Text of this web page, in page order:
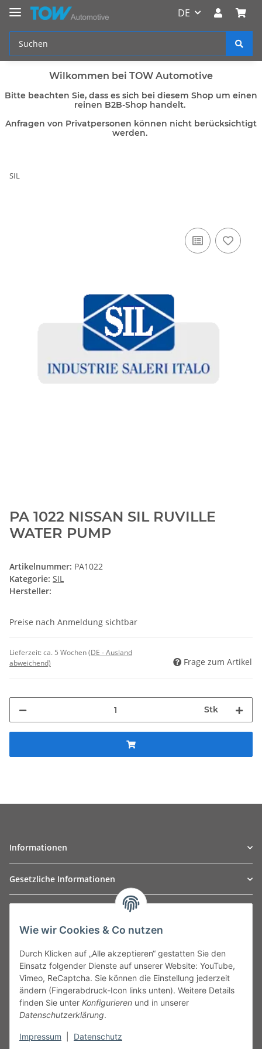
DE
Wilkommen bei TOW Automotive
Bitte beachten Sie, dass es sich bei diesem Shop um einen
reinen B2B-Shop handelt.
Anfragen von Privatpersonen können nicht berücksichtigt
werden.
SIL
PA 1022 NISSAN SIL RUVILLE
WATER PUMP
Artikelnummer: PA1022
Kategorie: SIL
Hersteller:
Preise nach Anmeldung sichtbar
Lieferzeit:ca. 5 Wochen(DE - Ausland
abweichend)
Frage zum Artikel
Stk
Informationen
Gesetzliche Informationen
Leibnizstraße 2a
Germany
Phone:+49 40 5287270
Fax:+49 40 5281050
Email:sales@tow-automotive.de
Wie wir Cookies & Co nutzen
Durch Klicken auf „Alle akzeptieren“ gestatten Sie den
Einsatz folgender Dienste auf unserer Website: YouTube,
Vimeo, ReCaptcha. Sie können die Einstellung jederzeit
ändern (Fingerabdruck-Icon links unten). Weitere Details
finden Sie unter Konfigurieren und in unserer
Datenschutzerklärung.
Impressum Datenschutz